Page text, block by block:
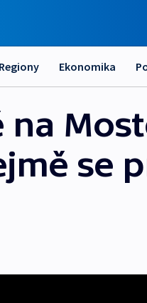
Regiony Ekonomika
na
se